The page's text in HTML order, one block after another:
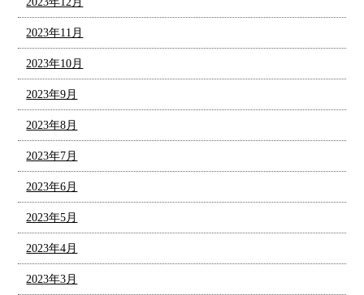
2023年11月
2023年10月
2023年9月
2023年8月
2023年7月
2023年6月
2023年5月
2023年4月
2023年3月